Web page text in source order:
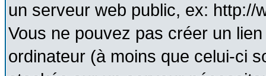
un serveur web public, ex: http://
Vous ne pouvez pas créer un
ordinateur (à moins que celui-ci